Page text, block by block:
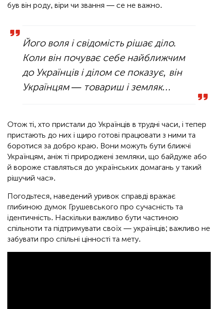
був він роду, віри чи звання — се не важно.
Його воля і свідомість рішає діло.
Коли він почуває себе найближчим
до Українців і ділом се показує, він
Українцям — товариш і земляк...
Отож ті, хто пристали до Українців в трудні часи, і тепер
пристають до них і щиро готові працювати з ними та
боротися за добро краю. Вони можуть бути ближчі
Українцям, аніж ті природжені земляки, що байдуже або
й вороже ставляться до українських домагань у такий
рішучий час».
Погодьтеся, наведений уривок справді вражає
глибиною думок Грушевського про сучасність та
ідентичність. Наскільки важливо бути частиною
спільноти та підтримувати своїх — українців; важливо не
забувати про спільні цінності та мету.